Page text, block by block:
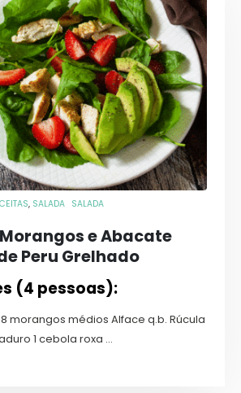
, SALADA SALADA
e Abacate
Peru Grelhado
(4 pessoas):
morangos médios Alface q.b. Rúcula
1 cebola roxa ...